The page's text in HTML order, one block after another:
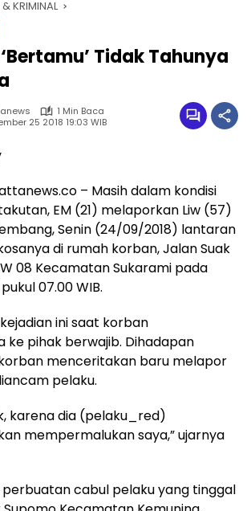
KRIMINAL
Tidak Tahunya
1 Min Baca
25 2018 19:03 WIB
– Masih dalam kondisi
EM (21) melaporkan Liw (57)
Senin (24/09/2018) lantaran
di rumah korban, Jalan Suak
08 Kecamatan Sukarami pada
07.00 WIB.
ini saat korban
ke pihak berwajib. Dihadapan
menceritakan baru melapor
pelaku.
karena dia (pelaku_red)
mempermalukan saya,” ujarnya
cabul pelaku yang tinggal